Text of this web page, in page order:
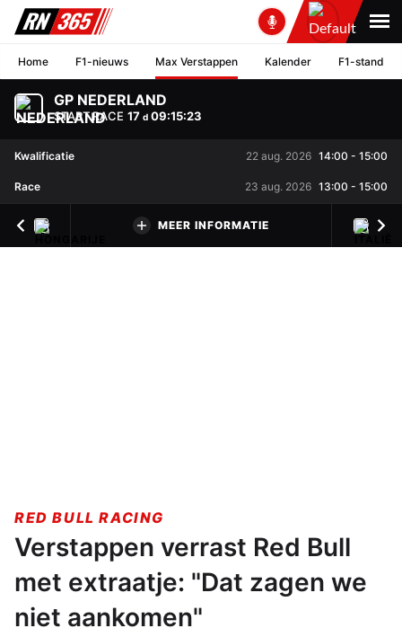
Home F1-nieuws Max Verstappen Kalender F1-stand
GP NEDERLAND
START RACE 17 d 09:15:22
Kwalificatie 22 aug. 2026 14:00 - 15:00
Race 23 aug. 2026 13:00 - 15:00
MEER INFORMATIE
RED BULL RACING
Verstappen verrast Red Bull
met extraatje: "Dat zagen we
niet aankomen"